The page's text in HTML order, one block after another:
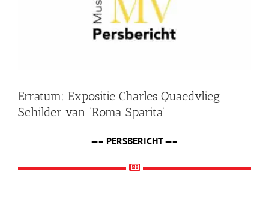
Erratum: Expositie Charles Quaedvlieg
Schilder van ‘Roma Sparita’
—– PERSBERICHT —–